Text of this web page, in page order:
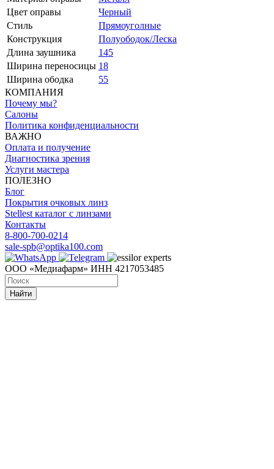
Цвет оправы
Черный
Стиль
Прямоуголные
Конструкция
Полуободок/Леска
Длина заушника
145
Ширина переносицы 18
Ширина ободка
55
КОМПАНИЯ
Почему мы?
Салоны
Политика конфиденциальности
ВАЖНО
Оплата и получение
Диагностика зрения
Услуги мастера
ПОЛЕЗНО
Блог
Покрытия очковых линз
Stellest каталог с линзами
Контакты
8-800-700-0214
sale-spb@optika100.com
ООО «Медиафарм» ИНН 4217053485
Найти